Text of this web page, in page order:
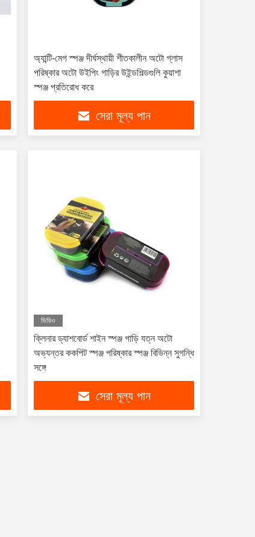
অ্যান্টি-মেগ স্পঞ্জ দীর্ঘস্থায়ী শীতকালীন অটো গ্লাস
পরিষ্কার অটো উইপিং গাড়ির উইন্ডশিল্ডগুলি কুয়াশা
স্পঞ্জ প্রতিরোধ করে
সেরা মূল্য পান
ভিডিও
ক্লিনার ড্যাশবোর্ড শাইন স্পঞ্জ গাড়ি যত্ন অটো
অভ্যন্তর ককপিট স্পঞ্জ পরিষ্কার স্পঞ্জ বিভিন্ন সুগন্ধি
সঙ্গে
সেরা মূল্য পান